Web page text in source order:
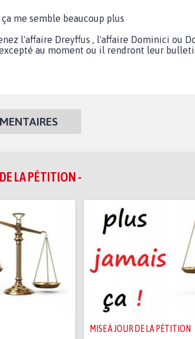
me semble beaucoup plus
l'affaire Dreyffus , l'affaire Dominici ou
au moment ou il rendront leur
LA PÉTITION -
MISE À JOUR DE LA PÉTITION